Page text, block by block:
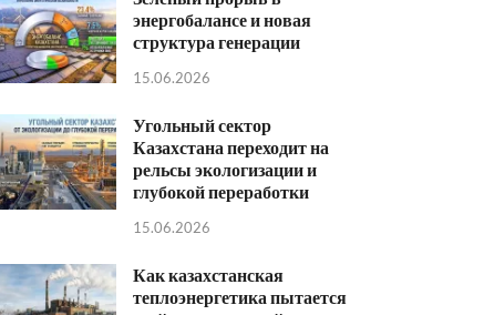
энергобалансе и новая
структура генерации
15.06.2026
Угольный сектор
Казахстана переходит на
рельсы экологизации и
глубокой переработки
15.06.2026
Как казахстанская
теплоэнергетика пытается